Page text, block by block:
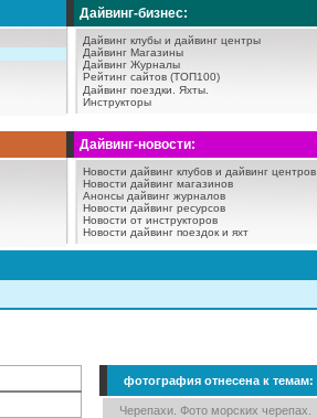
Дайвинг-бизнес:
Дайвинг клубы и дайвинг центры
Дайвинг Магазины
Дайвинг Журналы
Рейтинг сайтов (ТОП100)
Дайвинг поездки.
Яхты.
Инструкторы
Дайвинг-новости:
Новости дайвинг клубов и дайвинг центров
Новости дайвинг магазинов
Анонсы дайвинг журналов
Новости дайвинг ресурсов
Новости от инструкторов
Новости дайвинг поездок и яхт
фотография отнесена к темам:
Черепахи. Фото морских черепах.